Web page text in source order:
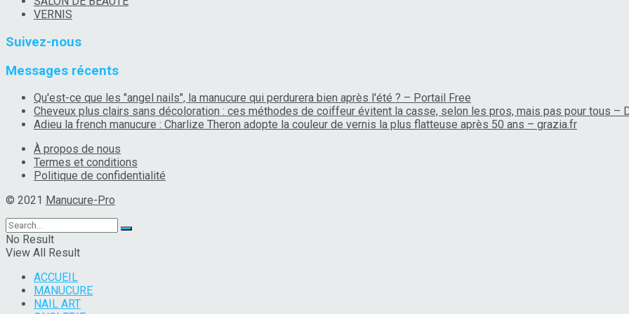
VERNIS
Suivez-nous
Messages récents
Qu'est-ce que les "angel nails", la manucure qui perdurera bien après l'été ? – Portail Free
Cheveux plus clairs sans décoloration : ces méthodes de coiffeur évitent la casse, selon les pros, mais pas pour tous –
Adieu la french manucure : Charlize Theron adopte la couleur de vernis la plus flatteuse après 50 ans – grazia.fr
À propos de nous
Termes et conditions
Politique de confidentialité
© 2021 Manucure-Pro
No Result
View All Result
ACCUEIL
MANUCURE
NAIL ART